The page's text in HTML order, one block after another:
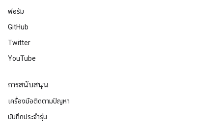
ฟอรัม
GitHub
Twitter
YouTube
การสนับสนุน
เครื่องมือติดตามปัญหา
บันทึกประจำรุ่น